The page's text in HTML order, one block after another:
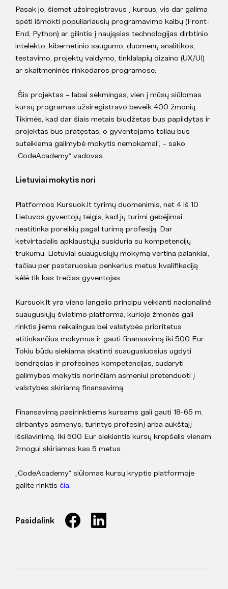
Pasak jo, šiemet užsiregistravus į kursus, vis dar galima
spėti išmokti populiariausių programavimo kalbų (Front-
End, Python) ar gilintis į naująsias technologijas dirbtinio
intelekto, kibernetinio saugumo, duomenų analitikos,
testavimo, projektų valdymo, tinklalapių dizaino (UX/UI)
ar skaitmeninės rinkodaros programose.
„Šis projektas – labai sėkmingas, vien į mūsų siūlomas
kursų programas užsiregistravo beveik 400 žmonių.
Tikimės, kad dar šiais metais biudžetas bus papildytas ir
projektas bus pratęstas, o gyventojams toliau bus
suteikiama galimybė mokytis nemokamai“, – sako
„CodeAcademy“ vadovas.
Lietuviai mokytis nori
Platformos Kursuok.lt tyrimų duomenimis, net 4 iš 10
Lietuvos gyventojų teigia, kad jų turimi gebėjimai
neatitinka poreikių pagal turimą profesiją. Dar
ketvirtadalis apklaustųjų susiduria su kompetencijų
trūkumu. Lietuviai suaugusiųjų mokymą vertina palankiai,
tačiau per pastaruosius penkerius metus kvalifikaciją
kėlė tik kas trečias gyventojas.
Kursuok.lt yra vieno langelio principu veikianti nacionalinė
suaugusiųjų švietimo platforma, kurioje žmonės gali
rinktis jiems reikalingus bei valstybės prioritetus
atitinkančius mokymus ir gauti finansavimą iki 500 Eur.
Tokiu būdu siekiama skatinti suaugusiuosius ugdyti
bendrąsias ir profesines kompetencijas, sudaryti
galimybes mokytis norinčiam asmeniui pretenduoti į
valstybės skiriamą finansavimą.
Finansavimą pasirinktiems kursams gali gauti 18-65 m.
dirbantys asmenys, turintys profesinį arba aukštąjį
išsilavinimą. Iki 500 Eur siekiantis kursų krepšelis vienam
žmogui skiriamas kas 5 metus.
„CodeAcademy“ siūlomas kursų kryptis platformoje
galite rinktis čia.
Pasidalink